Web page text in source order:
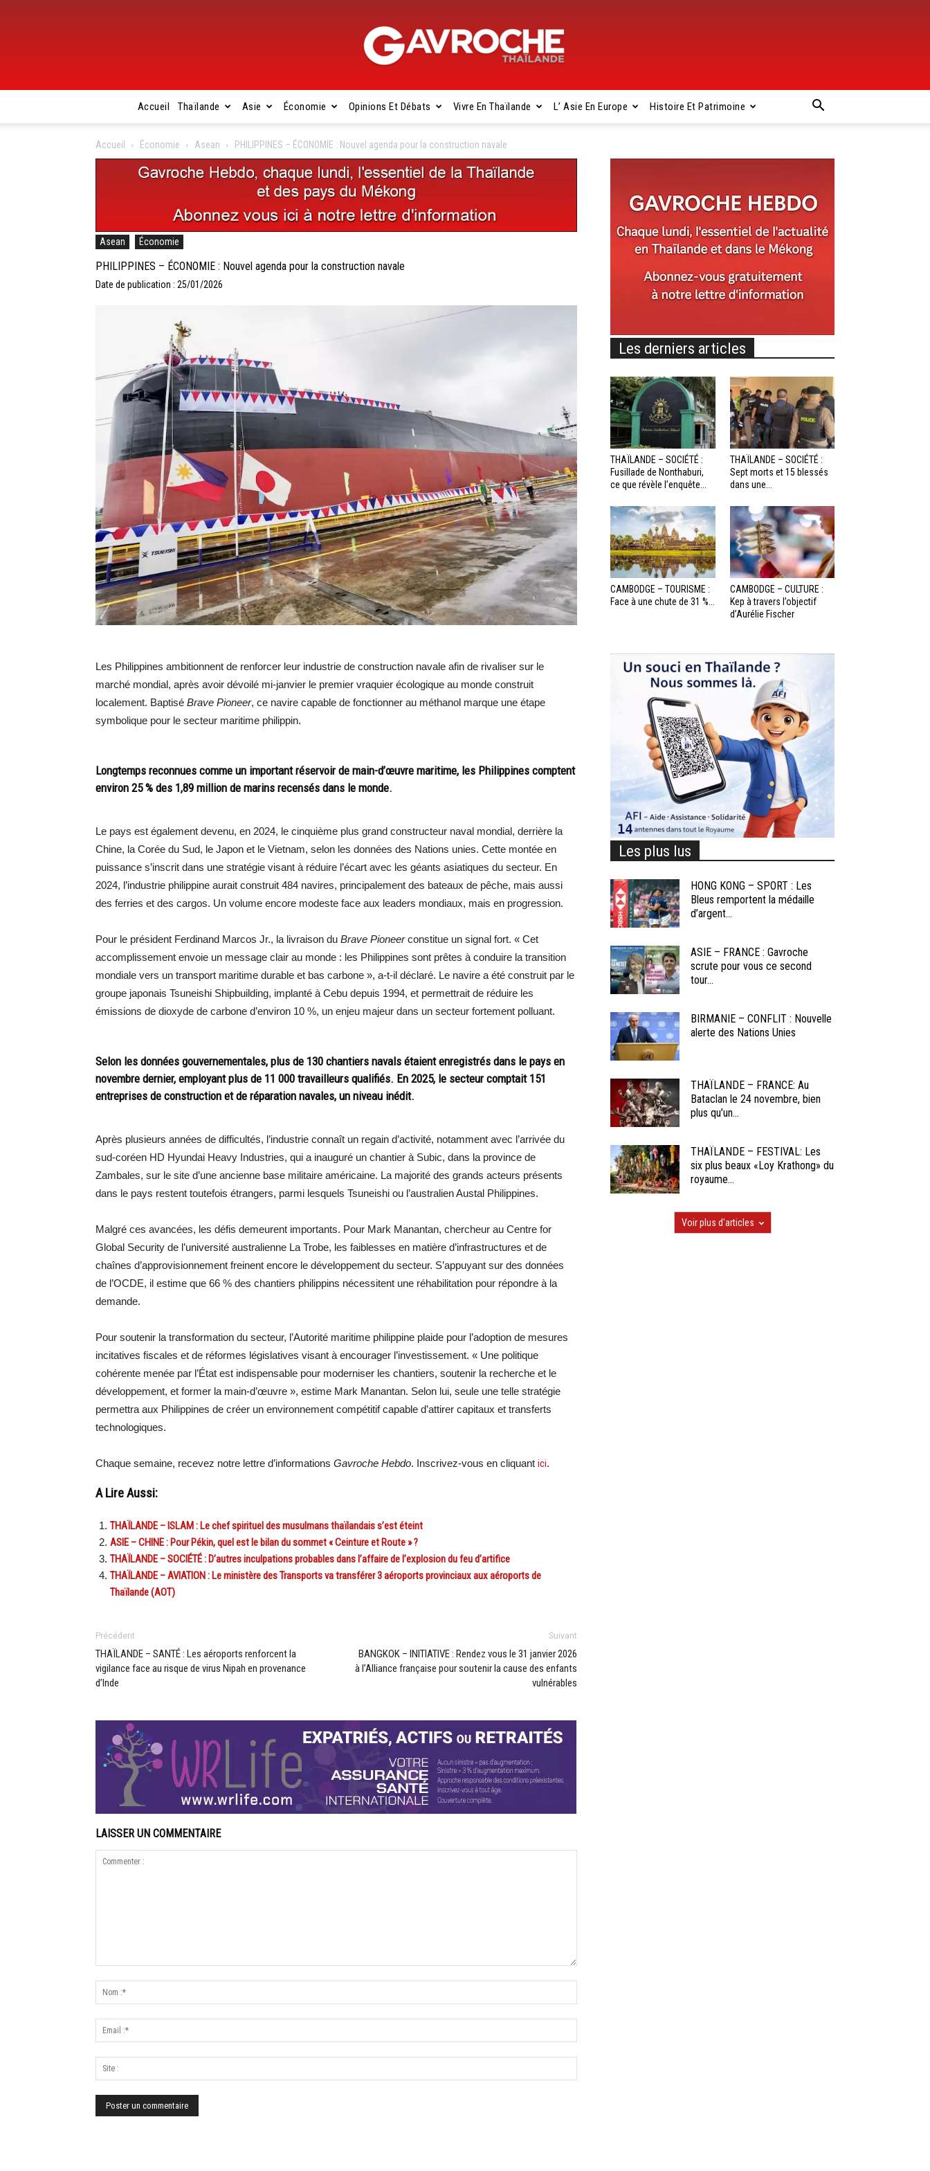
Gavroche
Accueil Thaïlande Asie Économie Opinions Et Débats Vivre En Thaïlande L’ Asie En Europe Histoire Et Patrimoine
Accueil Économie Asean PHILIPPINES – ÉCONOMIE : Nouvel agenda pour la construction navale
Asean Économie
PHILIPPINES – ÉCONOMIE : Nouvel agenda pour la construction navale
Date de publication : 25/01/2026
Les Philippines ambitionnent de renforcer leur industrie de construction navale afin de rivaliser sur le
marché mondial, après avoir dévoilé mi-janvier le premier vraquier écologique au monde construit
localement. Baptisé Brave Pioneer, ce navire capable de fonctionner au méthanol marque une étape
symbolique pour le secteur maritime philippin.
Longtemps reconnues comme un important réservoir de main-d’œuvre maritime, les Philippines comptent
environ 25 % des 1,89 million de marins recensés dans le monde.
Le pays est également devenu, en 2024, le cinquième plus grand constructeur naval mondial, derrière la
Chine, la Corée du Sud, le Japon et le Vietnam, selon les données des Nations unies. Cette montée en
puissance s’inscrit dans une stratégie visant à réduire l’écart avec les géants asiatiques du secteur. En
2024, l’industrie philippine aurait construit 484 navires, principalement des bateaux de pêche, mais aussi
des ferries et des cargos. Un volume encore modeste face aux leaders mondiaux, mais en progression.
Pour le président Ferdinand Marcos Jr., la livraison du Brave Pioneerconstitue un signal fort. « Cet
accomplissement envoie un message clair au monde : les Philippines sont prêtes à conduire la transition
mondiale vers un transport maritime durable et bas carbone », a-t-il déclaré. Le navire a été construit par le
groupe japonais Tsuneishi Shipbuilding, implanté à Cebu depuis 1994, et permettrait de réduire les
émissions de dioxyde de carbone d’environ 10 %, un enjeu majeur dans un secteur fortement polluant.
Selon les données gouvernementales, plus de 130 chantiers navals étaient enregistrés dans le pays en
novembre dernier, employant plus de 11 000 travailleurs qualifiés. En 2025, le secteur comptait 151
entreprises de construction et de réparation navales, un niveau inédit.
Après plusieurs années de difficultés, l’industrie connaît un regain d’activité, notamment avec l’arrivée du
sud-coréen HD Hyundai Heavy Industries, qui a inauguré un chantier à Subic, dans la province de
Zambales, sur le site d’une ancienne base militaire américaine. La majorité des grands acteurs présents
dans le pays restent toutefois étrangers, parmi lesquels Tsuneishi ou l’australien Austal Philippines.
Malgré ces avancées, les défis demeurent importants. Pour Mark Manantan, chercheur au Centre for
Global Security de l’université australienne La Trobe, les faiblesses en matière d’infrastructures et de
chaînes d’approvisionnement freinent encore le développement du secteur. S’appuyant sur des données
de l’OCDE, il estime que 66 % des chantiers philippins nécessitent une réhabilitation pour répondre à la
demande.
Pour soutenir la transformation du secteur, l’Autorité maritime philippine plaide pour l’adoption de mesures
incitatives fiscales et de réformes législatives visant à encourager l’investissement. « Une politique
cohérente menée par l’État est indispensable pour moderniser les chantiers, soutenir la recherche et le
développement, et former la main-d’œuvre », estime Mark Manantan. Selon lui, seule une telle stratégie
permettra aux Philippines de créer un environnement compétitif capable d’attirer capitaux et transferts
technologiques.
Chaque semaine, recevez notre lettre d’informations Gavroche Hebdo. Inscrivez-vous en cliquant ici.
A Lire Aussi:
THAÏLANDE – ISLAM : Le chef spirituel des musulmans thaïlandais s’est éteint
ASIE – CHINE : Pour Pékin, quel est le bilan du sommet « Ceinture et Route » ?
THAÏLANDE – SOCIÉTÉ : D’autres inculpations probables dans l’affaire de l’explosion du feu d’artifice
THAÏLANDE – AVIATION : Le ministère des Transports va transférer 3 aéroports provinciaux aux aéroports de
Thaïlande (AOT)
Précédent
THAÏLANDE – SANTÉ : Les aéroports renforcent la
vigilance face au risque de virus Nipah en provenance
d’Inde
Suivant
BANGKOK – INITIATIVE : Rendez vous le 31 janvier 2026
à l’Alliance française pour soutenir la cause des enfants
vulnérables
LAISSER UN COMMENTAIRE
Les derniers articles
THAÏLANDE – SOCIÉTÉ :
Fusillade de Nonthaburi,
ce que révèle l’enquête...
THAÏLANDE – SOCIÉTÉ :
Sept morts et 15 blessés
dans une...
CAMBODGE – TOURISME :
Face à une chute de 31 %...
CAMBODGE – CULTURE :
Kep à travers l’objectif
d’Aurélie Fischer
Les plus lus
HONG KONG – SPORT : Les
Bleus remportent la médaille
d’argent...
ASIE – FRANCE : Gavroche
scrute pour vous ce second
tour...
BIRMANIE – CONFLIT : Nouvelle
alerte des Nations Unies
THAÏLANDE – FRANCE: Au
Bataclan le 24 novembre, bien
plus qu’un...
THAÏLANDE – FESTIVAL: Les
six plus beaux «Loy Krathong» du
royaume...
Voir plus d'articles